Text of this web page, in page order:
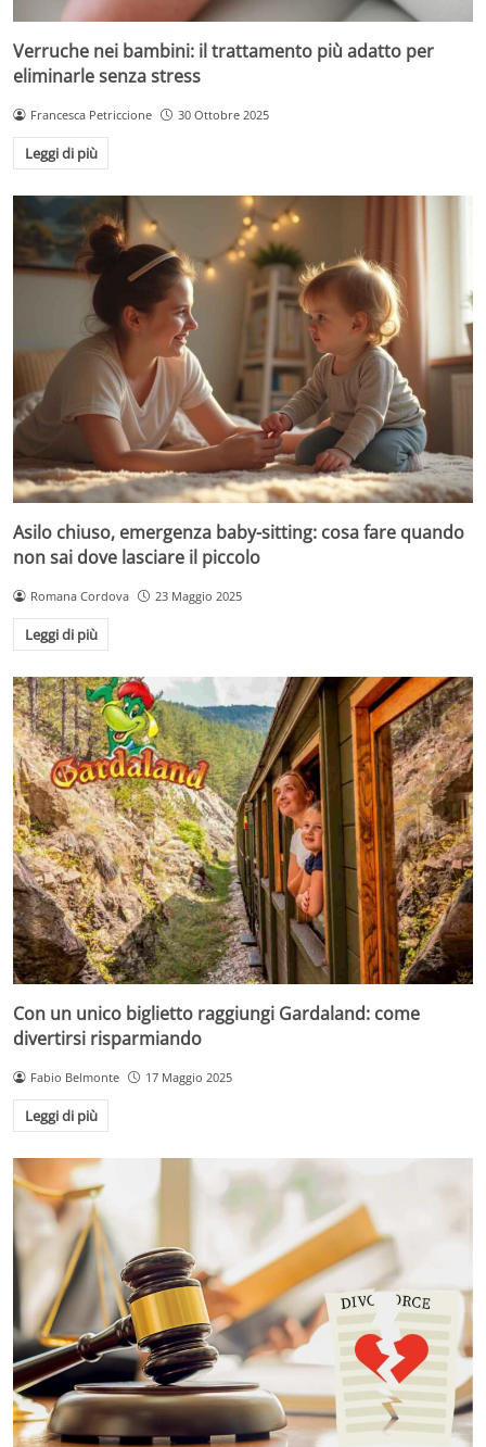
Verruche nei bambini: il trattamento più adatto per
eliminarle senza stress
Francesca Petriccione 30 Ottobre 2025
Leggi di più
Asilo chiuso, emergenza baby-sitting: cosa fare quando
non sai dove lasciare il piccolo
Romana Cordova 23 Maggio 2025
Leggi di più
Con un unico biglietto raggiungi Gardaland: come
divertirsi risparmiando
Fabio Belmonte 17 Maggio 2025
Leggi di più